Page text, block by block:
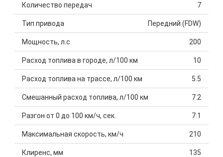
Количество передач 7
Тип привода Передний (FDW)
Мощность, л.с 200
Расход топлива в городе, л/100 км 10
Расход топлива на трассе, л/100 км 5.5
Смешанный расход топлива, л/100 км 7.2
Разгон от 0 до 100 км/ч, сек. 7.1
Максимальная скорость, км/ч 210
Клиренс, мм 135